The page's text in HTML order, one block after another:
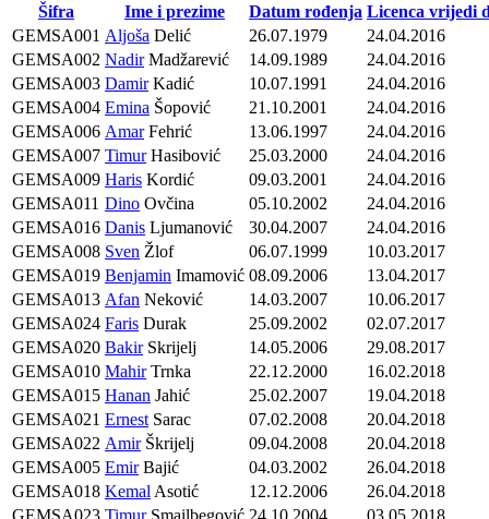
Šifra Ime i prezime Datum rođenja Licenca vrijedi
GEMSA001 Aljoša Delić 26.07.1979
24.04.2016
GEMSA002 NadirMadžarević 14.09.1989
24.04.2016
GEMSA003 DamirKadić 10.07.1991
24.04.2016
GEMSA004 Emina Šopović 21.10.2001
24.04.2016
GEMSA006 AmarFehrić 13.06.1997
24.04.2016
GEMSA007 TimurHasibović 25.03.2000
24.04.2016
GEMSA009 Haris Kordić 09.03.2001
24.04.2016
GEMSA011 Dino Ovčina 05.10.2002
24.04.2016
GEMSA016 Danis Ljumanović 30.04.2007
24.04.2016
GEMSA008 Sven Žlof 06.07.1999
10.03.2017
GEMSA019 Benjamin Imamović 08.09.2006
13.04.2017
GEMSA013 Afan Neković 14.03.2007
10.06.2017
GEMSA024 Faris Durak 25.09.2002
02.07.2017
GEMSA020 BakirSkrijelj 14.05.2006
29.08.2017
GEMSA010 MahirTrnka 22.12.2000
16.02.2018
GEMSA015 Hanan Jahić 25.02.2007
19.04.2018
GEMSA021 Ernest Sarac 07.02.2008
20.04.2018
GEMSA022 AmirŠkrijelj 09.04.2008
20.04.2018
GEMSA005 EmirBajić 04.03.2002
26.04.2018
GEMSA018 Kemal Asotić 12.12.2006
26.04.2018
GEMSA023 TimurSmailbegović 24.10.2004
03.05.2018